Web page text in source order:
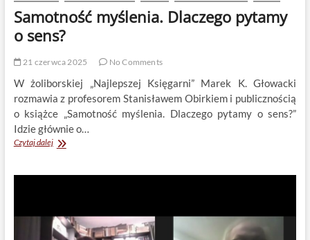
Samotność myślenia. Dlaczego pytamy
o sens?
21 czerwca 2025 No Comments
W żoliborskiej „Najlepszej Księgarni” Marek K. Głowacki
rozmawia z profesorem Stanisławem Obirkiem i publicznością
o książce „Samotność myślenia. Dlaczego pytamy o sens?”
Idzie głównie o…
Czytaj dalejSamotność
pytamy